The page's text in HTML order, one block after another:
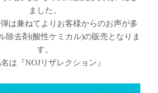
ました。
は兼ねてよりお客様からのお声が多
除去剤(酸性ケミカル)の販売となりま
す。
は『NOJリザレクション』